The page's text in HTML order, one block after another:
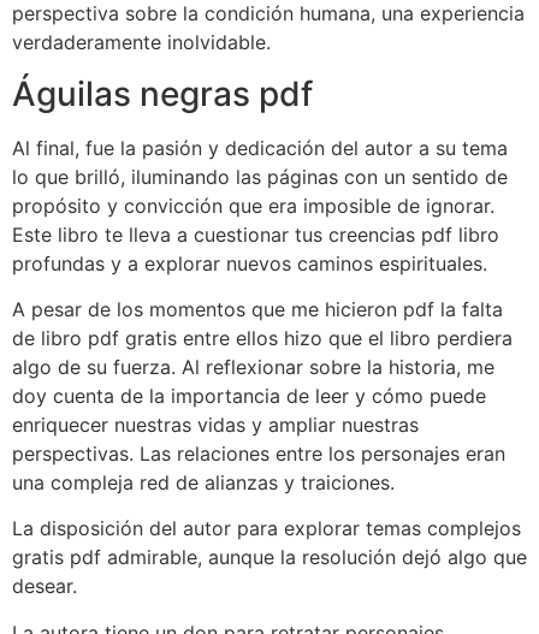
perspectiva sobre la condición humana, una experiencia
verdaderamente inolvidable.
Águilas negras pdf
Al final, fue la pasión y dedicación del autor a su tema
lo que brilló, iluminando las páginas con un sentido de
propósito y convicción que era imposible de ignorar.
Este libro te lleva a cuestionar tus creencias pdf libro
profundas y a explorar nuevos caminos espirituales.
A pesar de los momentos que me hicieron pdf la falta
de libro pdf gratis entre ellos hizo que el libro perdiera
algo de su fuerza. Al reflexionar sobre la historia, me
doy cuenta de la importancia de leer y cómo puede
enriquecer nuestras vidas y ampliar nuestras
perspectivas. Las relaciones entre los personajes eran
una compleja red de alianzas y traiciones.
La disposición del autor para explorar temas complejos
gratis pdf admirable, aunque la resolución dejó algo que
desear.